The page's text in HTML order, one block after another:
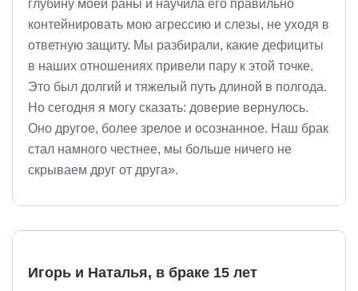
глубину моей раны и научила его правильно
контейнировать мою агрессию и слезы, не уходя в
ответную защиту. Мы разбирали, какие дефициты
в наших отношениях привели пару к этой точке.
Это был долгий и тяжелый путь длиной в полгода.
Но сегодня я могу сказать: доверие вернулось.
Оно другое, более зрелое и осознанное. Наш брак
стал намного честнее, мы больше ничего не
скрываем друг от друга».
Игорь и Наталья, в браке 15 лет